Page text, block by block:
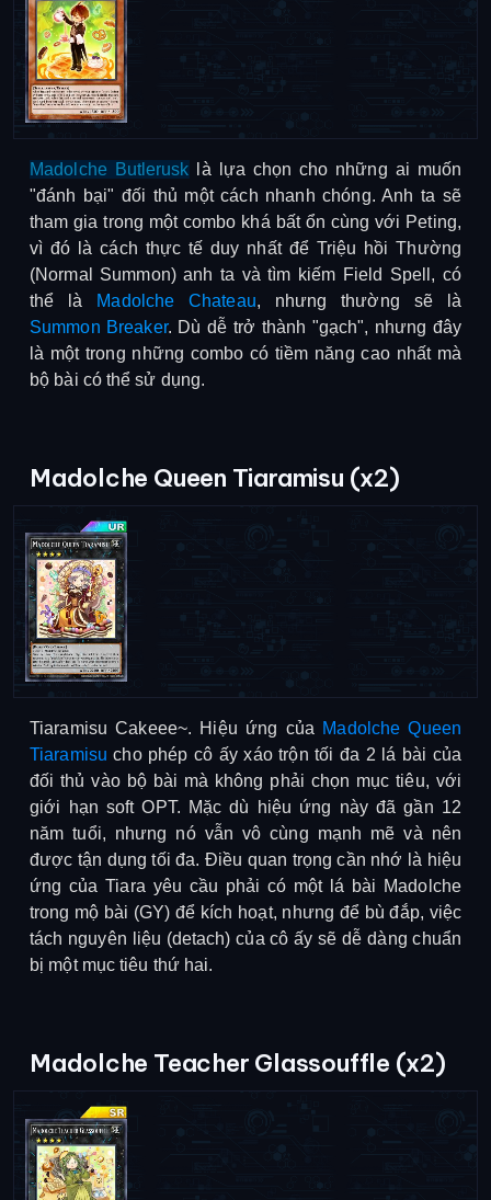
Madolche Butlerusk là lựa chọn cho những ai muốn
"đánh bại" đối thủ một cách nhanh chóng. Anh ta sẽ
tham gia trong một combo khá bất ổn cùng với Peting,
vì đó là cách thực tế duy nhất để Triệu hồi Thường
(Normal Summon) anh ta và tìm kiếm Field Spell, có
thể là Madolche Chateau, nhưng thường sẽ là
Summon Breaker. Dù dễ trở thành "gạch", nhưng đây
là một trong những combo có tiềm năng cao nhất mà
bộ bài có thể sử dụng.
Madolche Queen Tiaramisu (x2)
Tiaramisu Cakeee~. Hiệu ứng của Madolche Queen
Tiaramisu cho phép cô ấy xáo trộn tối đa 2 lá bài của
đối thủ vào bộ bài mà không phải chọn mục tiêu, với
giới hạn soft OPT. Mặc dù hiệu ứng này đã gần 12
năm tuổi, nhưng nó vẫn vô cùng mạnh mẽ và nên
được tận dụng tối đa. Điều quan trọng cần nhớ là hiệu
ứng của Tiara yêu cầu phải có một lá bài Madolche
trong mộ bài (GY) để kích hoạt, nhưng để bù đắp, việc
tách nguyên liệu (detach) của cô ấy sẽ dễ dàng chuẩn
bị một mục tiêu thứ hai.
Madolche Teacher Glassouffle (x2)